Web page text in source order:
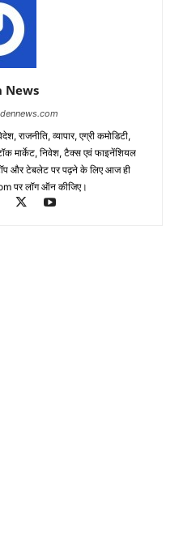
News
राजनीति, व्यापार, एग्री कमोडिटी,
मार्केट, निवेश, टैक्स एवं फाइनेंशियल
और टेबलेट पर पढ़ने के लिए आज ही
पर लॉग ऑन कीजिए।